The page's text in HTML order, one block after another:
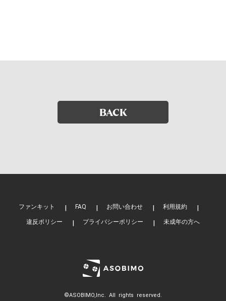
BACK
ファンキット FAQ お問い合わせ 利用規約
違反ポリシー プライバシーポリシー 未成年の方へ
©ASOBIMO,Inc. All rights reserved.